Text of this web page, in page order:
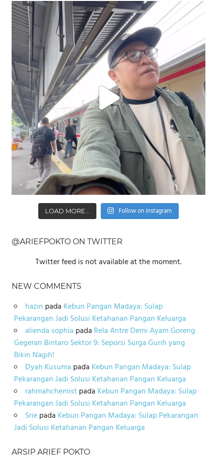
LOAD MORE... Follow on Instagram
@ARIEFPOKTO ON TWITTER
Twitter feed is not available at the moment.
NEW COMMENTS
hazin pada Kebun Pangan Madaya: Sulap
Pekarangan Jadi Solusi Ketahanan Pangan Keluarga
alienda sophia pada Rela Antre Demi Ayam Goreng
Gegeran Bintaro Sektor 9: Seporsi Surga Gurih yang
Bikin Nagih!
Dyah Kusuma pada Kebun Pangan Madaya: Sulap
Pekarangan Jadi Solusi Ketahanan Pangan Keluarga
rahmahchemistpada Kebun Pangan Madaya: Sulap
Pekarangan Jadi Solusi Ketahanan Pangan Keluarga
Sriepada Kebun Pangan Madaya: Sulap Pekarangan
Jadi Solusi Ketahanan Pangan Keluarga
ARSIP ARIEF POKTO